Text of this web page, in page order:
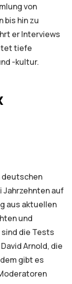
von
bis hin zu
er Interviews
tiefe
-kultur.
Jahrzehnten auf
aus aktuellen
und
die Tests
Arnold, die
gibt es